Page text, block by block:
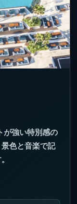
が強い特別感の
色と音楽で記